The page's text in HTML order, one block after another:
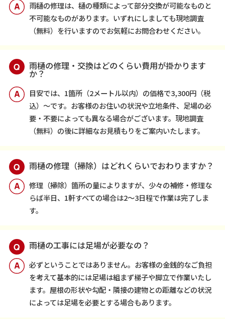
雨樋の修理は、樋の種類によって部分交換が可能なものと
不可能なものがあります。いずれにしましても現地調査
（無料）を行いますのでお気軽にお問合わせください。
雨樋の修理・交換はどのくらい費用が掛かります
か？
目安では、1箇所（2メートル以内）の価格で3,300円（税
込）〜です。お客様のお住いの状況や立地条件、足場の必
要・不要によっても異なる場合がございます。現地調査
（無料）の後に詳細なお見積もりをご案内いたします。
雨樋の修理（掃除）はどれくらいでおわりますか？
修理（掃除）箇所の量によりますが、少々の補修・修理な
らば半日、1軒すべての場合は2～3日程で作業は完了しま
す。
雨樋の工事には足場が必要なの？
必ずということではありません。お客様の金銭的なご負担
を考えて基本的には足場は組まず梯子や脚立で作業いたし
ます。屋根の形状や勾配・隣接の建物との距離などの状況
によっては足場を必要とする場合もあります。